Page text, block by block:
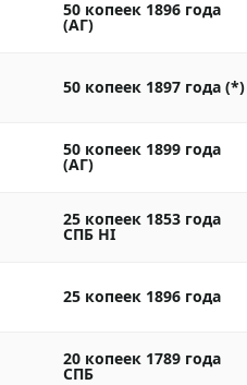
50 копеек 1896 года
(АГ)
50 копеек 1897 года (*)
50 копеек 1899 года
(АГ)
25 копеек 1853 года
СПБ НI
25 копеек 1896 года
20 копеек 1789 года
СПБ